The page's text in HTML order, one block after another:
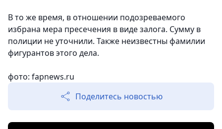
В то же время, в отношении подозреваемого
избрана мера пресечения в виде залога. Сумму в
полиции не уточнили. Также неизвестны фамилии
фигурантов этого дела.
фото: fapnews.ru
Поделитесь новостью